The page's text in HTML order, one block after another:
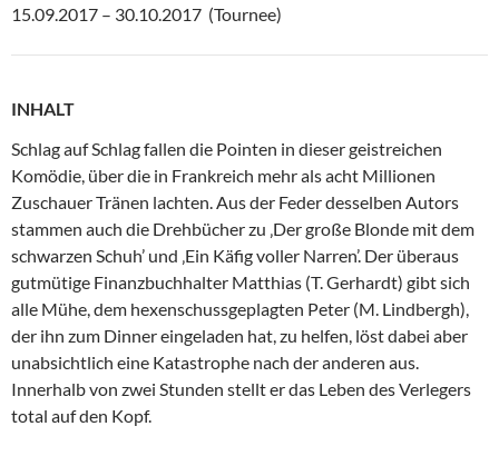
15.09.2017 – 30.10.2017 (Tournee)
INHALT
Schlag auf Schlag fallen die Pointen in dieser geistreichen
Komödie, über die in Frankreich mehr als acht Millionen
Zuschauer Tränen lachten. Aus der Feder desselben Autors
stammen auch die Drehbücher zu ‚Der große Blonde mit dem
schwarzen Schuh’ und ‚Ein Käfig voller Narren’. Der überaus
gutmütige Finanzbuchhalter Matthias (T. Gerhardt) gibt sich
alle Mühe, dem hexenschussgeplagten Peter (M. Lindbergh),
der ihn zum Dinner eingeladen hat, zu helfen, löst dabei aber
unabsichtlich eine Katastrophe nach der anderen aus.
Innerhalb von zwei Stunden stellt er das Leben des Verlegers
total auf den Kopf.